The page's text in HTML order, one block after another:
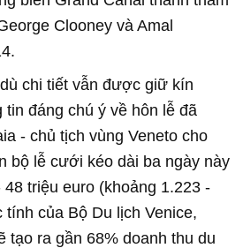
Clooney và Amal
chi tiết vẫn được giữ kín
tin đáng chú ý về hôn lễ đã
- chủ tịch vùng Veneto cho
bộ lễ cưới kéo dài ba ngày này
triệu euro (khoảng 1.223 -
của Bộ Du lịch Venice,
tạo ra gần 68% doanh thu du